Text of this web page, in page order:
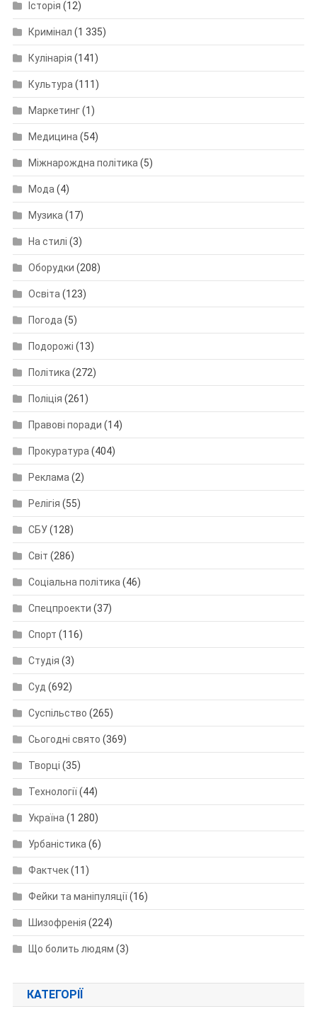
Історія (12)
Кримінал (1 335)
Кулінарія (141)
Культура (111)
Маркетинг(1)
Медицина (54)
Міжнарождна політика (5)
Мода (4)
Музика (17)
На стилі (3)
Оборудки (208)
Освіта (123)
Погода (5)
Подорожі (13)
Політика (272)
Поліція (261)
Правові поради (14)
Прокуратура (404)
Реклама (2)
Релігія (55)
СБУ(128)
Світ (286)
Соціальна політика (46)
Спецпроекти (37)
Спорт (116)
Студія (3)
Суд (692)
Суспільство (265)
Сьогодні свято (369)
Творці (35)
Технології(44)
Україна (1 280)
Урбаністика (6)
Фактчек(11)
Фейки та маніпуляції(16)
Шизофренія (224)
Що болить людям (3)
КАТЕГОРІЇ